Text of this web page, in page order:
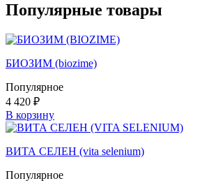
Популярные товары
БИОЗИМ (biozime)
Популярное
4 420 ₽
В корзину
ВИТА СЕЛЕН (vita selenium)
Популярное